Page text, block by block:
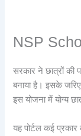
NSP
सरकार ने छात्रों की
बनाया है। इसके
इस योजना में योग्य
यह पोर्टल कई प्रकार